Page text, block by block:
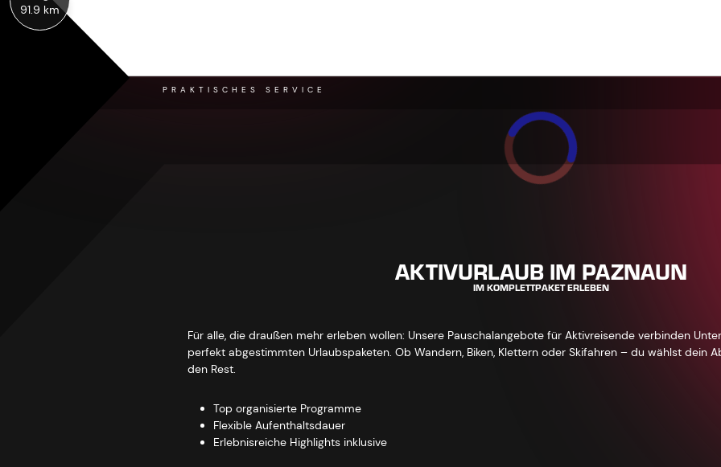
91.9 km
PRAKTISCHES SERVICE
AKTIVURLAUB IM PAZNAUN
IM KOMPLETTPAKET ERLEBEN
Für alle, die draußen mehr erleben wollen: Unsere Pauschalangebote für Aktivreisende verbinden
perfekt abgestimmten Urlaubspaketen. Ob Wandern, Biken, Klettern oder Skifahren – du wählst dein
den Rest.
Top organisierte Programme
Flexible Aufenthaltsdauer
Erlebnisreiche Highlights inklusive